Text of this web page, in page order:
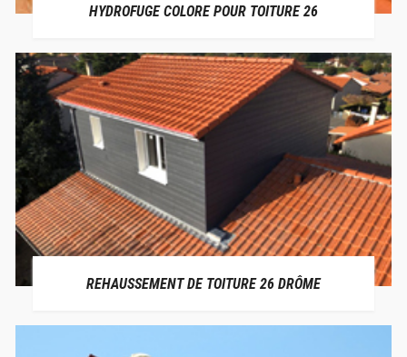
HYDROFUGE COLORE POUR TOITURE 26
REHAUSSEMENT DE TOITURE 26 DRÔME